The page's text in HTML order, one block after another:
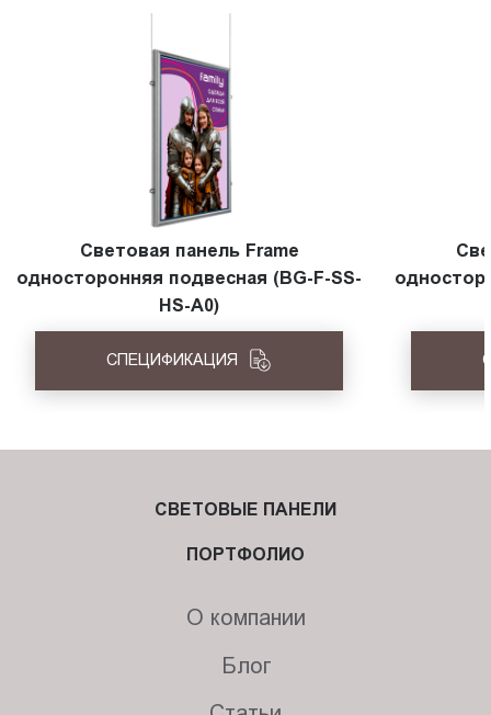
Световая панель Frame
односторонняя подвесная (BG-F-SS-
HS-A0)
СПЕЦИФИКАЦИЯ
СВЕТОВЫЕ ПАНЕЛИ
ПОРТФОЛИО
О компании
Блог